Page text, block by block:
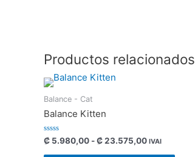
Productos relacionados
Balance - Cat
Balance Kitten
Valorado
con
0
₡ 5.980,00 -₡23.575,00 IVAI